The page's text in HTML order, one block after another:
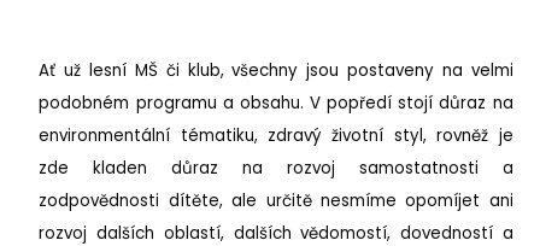
Ať už lesní MŠ či klub, všechny jsou postaveny na velmi
podobném programu a obsahu. V popředí stojí důraz na
environmentální tématiku, zdravý životní styl, rovněž je
zde kladen důraz na rozvoj samostatnosti a
zodpovědnosti dítěte, ale určitě nesmíme opomíjet ani
rozvoj dalších oblastí, dalších vědomostí, dovedností a